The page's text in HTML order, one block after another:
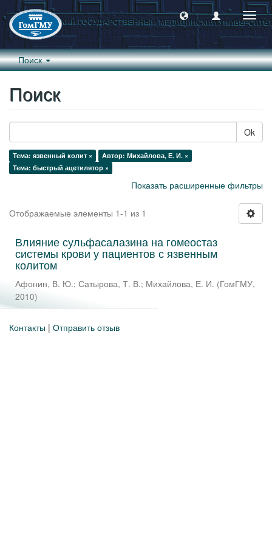
Поиск
Поиск
Ok
Тема: язвенный колит ×
Автор: Михайлова, Е. И. ×
Тема: быстрый ацетилятор ×
Показать расширенные фильтры
Отображаемые элементы 1-1 из 1
Влияние сульфасалазина на гомеостаз
системы крови у пациентов с язвенным
колитом
Афонин, В. Ю.; Сатырова, Т. В.; Михайлова, Е. И. (ГомГМУ,
2010)
Контакты | Отправить отзыв